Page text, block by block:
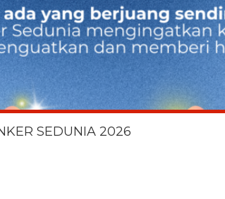
SEDUNIA 2026